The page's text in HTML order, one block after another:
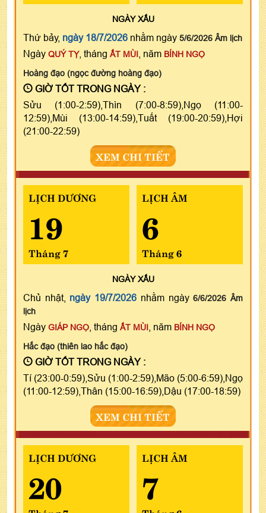
NGÀYXẤU
Thứ bảy, ngày 18/7/2026 nhằm ngày 5/6/2026 Âm lịch
Ngày QUÝ TỴ, tháng ẤT MÙI , năm BÍNH NGỌ
Hoàng đạo (ngọc đường hoàng đạo)
GIỜ TỐT TRONG NGÀY :
Sửu (1:00-2:59),Thìn (7:00-8:59),Ngọ (11:00-
12:59),Mùi (13:00-14:59),Tuất (19:00-20:59),Hợi
(21:00-22:59)
XEM CHI TIẾT
LỊCH DƯƠNG
19
Tháng 7
LỊCH ÂM
6
Tháng 6
NGÀYXẤU
Chủ nhật, ngày 19/7/2026 nhằm ngày6/6/2026 Âm
lịch
Ngày GIÁP NGỌ , tháng ẤT MÙI , năm BÍNH NGỌ
Hắc đạo (thiên lao hắc đạo)
GIỜ TỐT TRONG NGÀY :
Tí (23:00-0:59),Sửu (1:00-2:59),Mão (5:00-6:59),Ngọ
(11:00-12:59),Thân (15:00-16:59),Dậu (17:00-18:59)
XEM CHI TIẾT
LỊCH DƯƠNG
20
LỊCH ÂM
7